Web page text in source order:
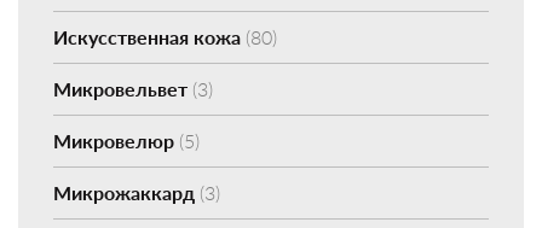
Искусственная кожа (80)
Микровельвет (3)
Микровелюр (5)
Микрожаккард (3)